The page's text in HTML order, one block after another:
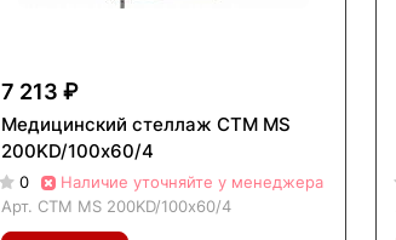
7 213 ₽
Медицинский стеллаж СТМ MS
200KD/100х60/4
0
Наличие уточняйте у менеджера
Арт. СТМ MS 200KD/100х60/4